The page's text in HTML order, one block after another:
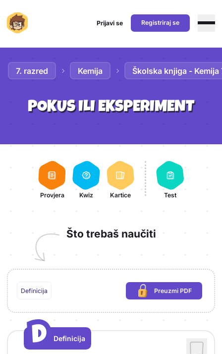
Prijavi se Registriraj se
7. razred Kemija Školska knjiga - Kemija
POKUS ILI EKSPERIMENT
Aktivnosti lekcije
Provjera Kwiz Kartice Test
Što trebaš naučiti
Definicija Preuzmi PDF
(potrebna prijava)
D
D
Definicija